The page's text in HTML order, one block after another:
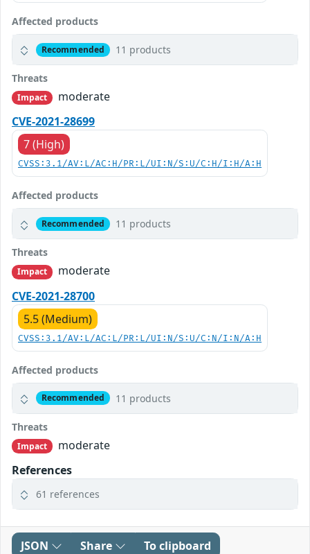
Affected products
Recommended 11 products
Threats
Impact
moderate
CVE-2021-28699
7 (High)
CVSS:3.1/AV:L/AC:H/PR:L/UI:N/S:U/C:H/I:H/A:H
Affected products
Recommended 11 products
Threats
Impact
moderate
CVE-2021-28700
5.5 (Medium)
CVSS:3.1/AV:L/AC:L/PR:L/UI:N/S:U/C:N/I:N/A:H
Affected products
Recommended 11 products
Threats
Impact
moderate
References
61 references
JSON Share To clipboard